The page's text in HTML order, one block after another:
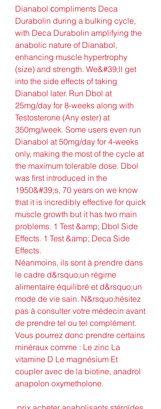
Dianabol сompliments Deca
Durabolin during a bulking cycle,
with Deca Durabolin amplifying the
anabolic nature of Dianabol,
enhancing muscle hypertrophy
(size) and strength. We&#39;ll get
into the side effects of taking
Dianabol later. Run Dbol at
25mg/day for 8-weeks along with
Testosterone (Any ester) at
350mg/week. Some users even run
Dianabol at 50mg/day for 4-weeks
only, making the most of the cycle at
the maximum tolerable dose. Dbol
was first introduced in the
1950&#39;s, 70 years on we know
that it is incredibly effective for quick
muscle growth but it has two main
problems. 1 Test &amp; Dbol Side
Effects. 1 Test &amp; Deca Side
Effects.
Néanmoins, ils sont à prendre dans
le cadre d&rsquo;un régime
alimentaire équilibré et d&rsquo;un
mode de vie sain. N&rsquo;hésitez
pas à consulter votre médecin avant
de prendre tel ou tel complément.
Vous pourrez donc prendre certains
minéraux comme : Le zinc La
vitamine D Le magnésium Et
coupler avec de la biotine, anadrol
anapolon oxymetholone.